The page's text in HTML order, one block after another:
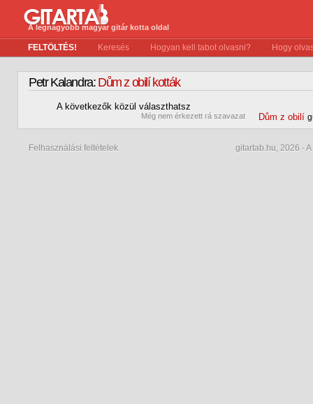
A legnagyobb magyar gitár kotta oldal
FELTÖLTÉS! Keresés Hogyan kell tabot olvasni? Hogy
Petr Kalandra:Dům z obilí kották
A következők közül választhatsz
Még nem érkezett rá szavazat Dům z obilí
Felhasználási feltételek gitartab.hu, 2026 -